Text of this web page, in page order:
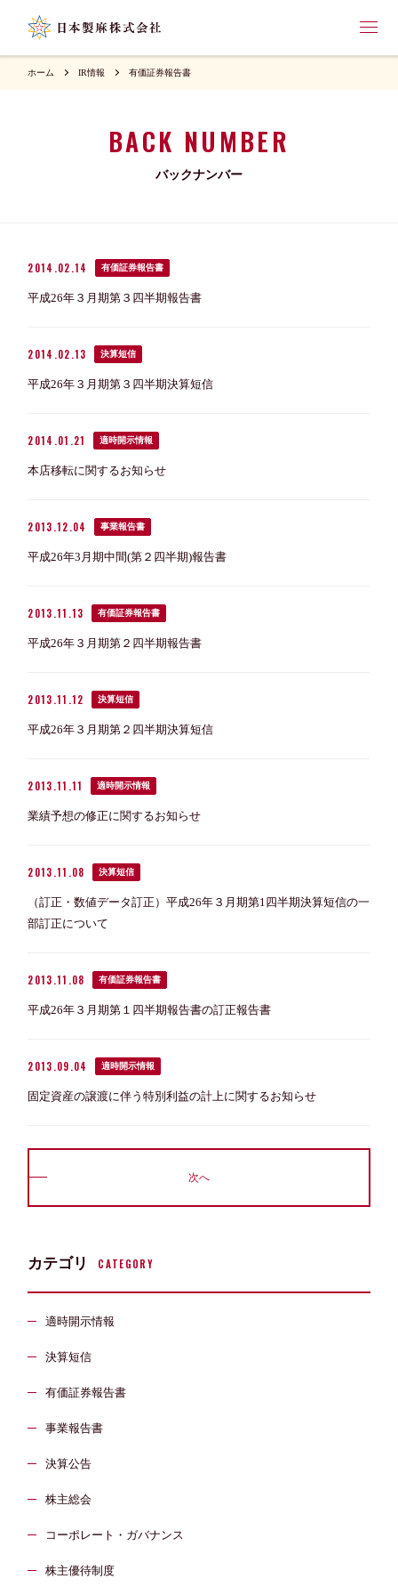
ホーム IR情報 有価証券報告書
BACK NUMBER
バックナンバー
2014.02.14 有価証券報告書
平成26年３月期第３四半期報告書
2014.02.13 決算短信
平成26年３月期第３四半期決算短信
2014.01.21 適時開示情報
本店移転に関するお知らせ
2013.12.04 事業報告書
平成26年3月期中間(第２四半期)報告書
2013.11.13 有価証券報告書
平成26年３月期第２四半期報告書
2013.11.12 決算短信
平成26年３月期第２四半期決算短信
2013.11.11 適時開示情報
業績予想の修正に関するお知らせ
2013.11.08 決算短信
（訂正・数値データ訂正）平成26年３月期第1四半期決算短信の一
部訂正について
2013.11.08 有価証券報告書
平成26年３月期第１四半期報告書の訂正報告書
2013.09.04 適時開示情報
固定資産の譲渡に伴う特別利益の計上に関するお知らせ
次へ
カテゴリ CATEGORY
適時開示情報
決算短信
有価証券報告書
事業報告書
決算公告
株主総会
コーポレート・ガバナンス
株主優待制度